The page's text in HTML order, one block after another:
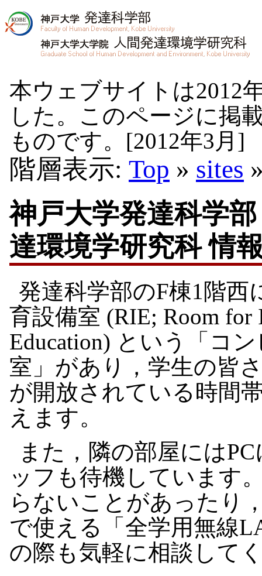
本ウェブサイトは2012
した。このページに掲
ものです。[2012年3月]
階層表示: Top » sites
神戸大学発達科学
達環境学研究科 情
発達科学部のF棟1階西
育設備室 (RIE; Room for
Education) という「コ
室」があり，学生の皆
が開放されている時間
えます。
また，隣の部屋には
ッフも待機しています
らないことがあったり
で使える「全学用無線
の際も気軽に相談して